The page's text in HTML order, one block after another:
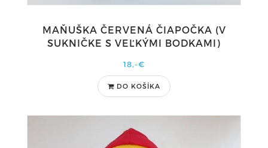
MAŇUŠKA ČERVENÁ ČIAPOČKA (V
SUKNIČKE S VEĽKÝMI BODKAMI)
18,-€
DO KOŠÍKA